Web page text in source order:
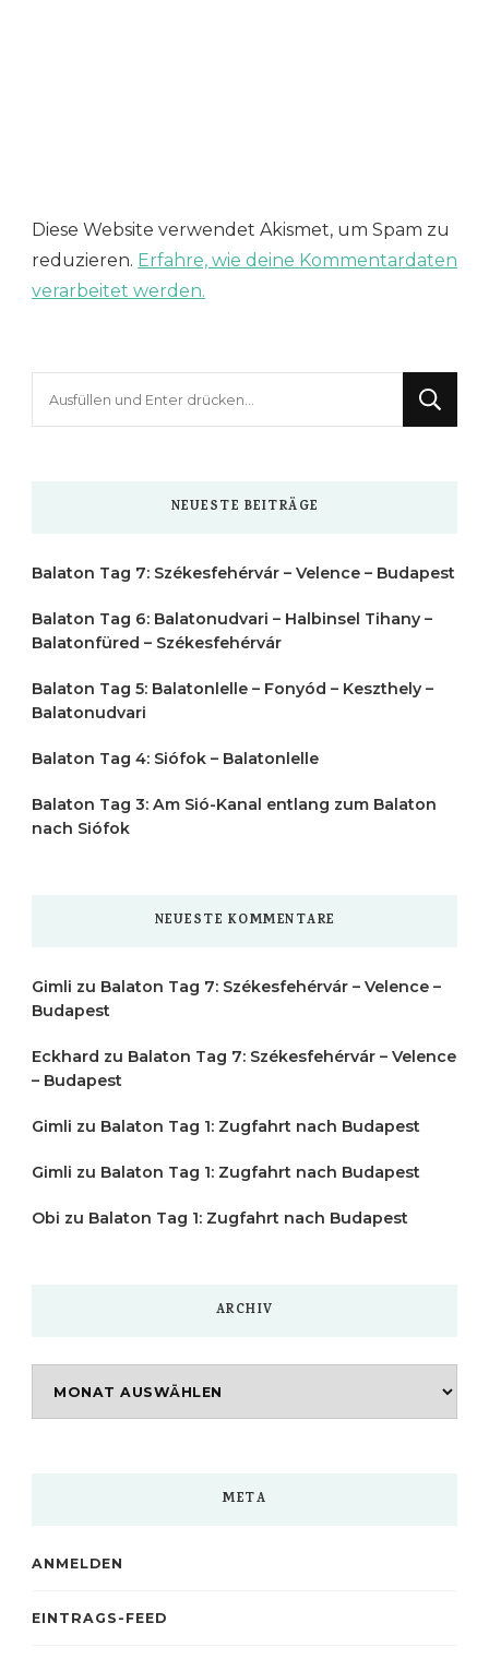
Diese Website verwendet Akismet, um Spam zu
reduzieren. Erfahre, wie deine Kommentardaten
verarbeitet werden.
NEUESTE BEITRÄGE
Balaton Tag 7: Székesfehérvár – Velence – Budapest
Balaton Tag 6: Balatonudvari – Halbinsel Tihany –
Balatonfüred – Székesfehérvár
Balaton Tag 5: Balatonlelle – Fonyód – Keszthely –
Balatonudvari
Balaton Tag 4: Siófok – Balatonlelle
Balaton Tag 3: Am Sió-Kanal entlang zum Balaton
nach Siófok
NEUESTE KOMMENTARE
Gimli zu Balaton Tag 7: Székesfehérvár – Velence –
Budapest
Eckhard zu Balaton Tag 7: Székesfehérvár – Velence
– Budapest
Gimli zu Balaton Tag 1: Zugfahrt nach Budapest
Gimli zu Balaton Tag 1: Zugfahrt nach Budapest
Obi zu Balaton Tag 1: Zugfahrt nach Budapest
ARCHIV
META
ANMELDEN
EINTRAGS-FEED